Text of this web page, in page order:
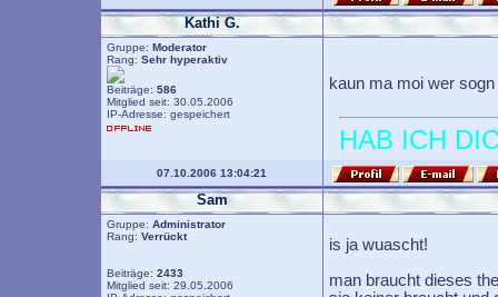
Kathi G.
Gruppe: Moderator
Rang: Sehr hyperaktiv
Beiträge: 586
Mitglied seit: 30.05.2006
IP-Adresse: gespeichert
kaun ma moi wer
HAB ICH
07.10.2006 13:04:21
Sam
Gruppe: Administrator
Rang: Verrückt
Beiträge: 2433
Mitglied seit: 29.05.2006
is ja wuascht!
man braucht dieses